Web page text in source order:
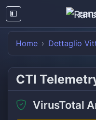
Home Dettaglio
CTI
VirusTotal